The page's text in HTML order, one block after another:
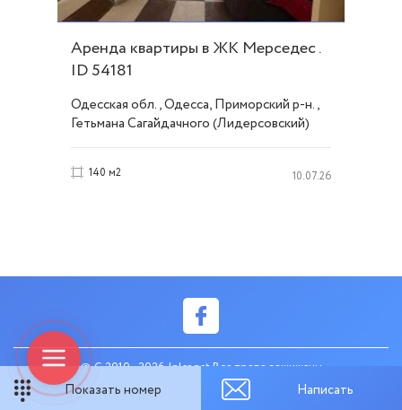
Аренда квартиры в ЖК Мерседес .
ID 54181
Одесская обл., Одесса, Приморский р-н.,
Гетьмана Сагайдачного (Лидерсовский)
140 м2 10.07.26
Показать номер Написать
© C 2010 - 2026 Inler.net Все права защищены
created by web-systems.solutions